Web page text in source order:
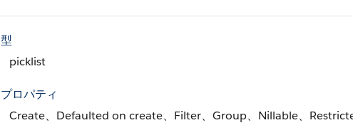
型
picklist
プロパティ
Create、Defaulted on create、Filter、Group、Nillable、